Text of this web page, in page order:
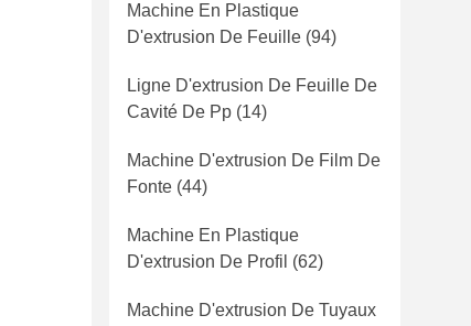
Machine En Plastique
D'extrusion De Feuille (94)
Ligne D'extrusion De Feuille De
Cavité De Pp (14)
Machine D'extrusion De Film De
Fonte (44)
Machine En Plastique
D'extrusion De Profil (62)
Machine D'extrusion De Tuyaux